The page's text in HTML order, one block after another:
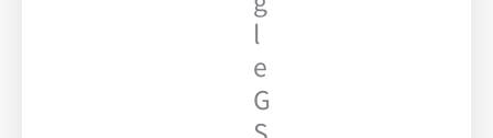
l
e
G